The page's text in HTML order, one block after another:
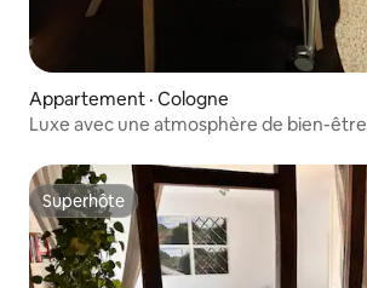
Appartement · Cologne
Luxe avec une atmosphère de bien-être
Superhôte
Superhôte